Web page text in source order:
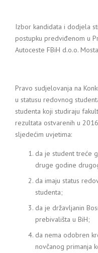
Izbor kandidata i dodjela
postupku predviđenom u
Autoceste FBiH d.o.o.
Pravo sudjelovanja na
u statusu redovnog
studenta koji studiraju
rezultata ostvarenih u
sljedećim uvjetima:
da je student treće
druge godine
da imaju status
studenta;
da je državljanin
prebivališta u BiH;
da nema odobren
novčanog primanja